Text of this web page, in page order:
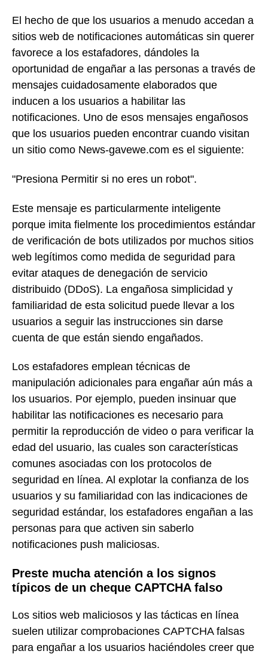
El hecho de que los usuarios a menudo accedan a
sitios web de notificaciones automáticas sin querer
favorece a los estafadores, dándoles la
oportunidad de engañar a las personas a través de
mensajes cuidadosamente elaborados que
inducen a los usuarios a habilitar las
notificaciones. Uno de esos mensajes engañosos
que los usuarios pueden encontrar cuando visitan
un sitio como News-gavewe.com es el siguiente:
"Presiona Permitir si no eres un robot".
Este mensaje es particularmente inteligente
porque imita fielmente los procedimientos estándar
de verificación de bots utilizados por muchos sitios
web legítimos como medida de seguridad para
evitar ataques de denegación de servicio
distribuido (DDoS). La engañosa simplicidad y
familiaridad de esta solicitud puede llevar a los
usuarios a seguir las instrucciones sin darse
cuenta de que están siendo engañados.
Los estafadores emplean técnicas de
manipulación adicionales para engañar aún más a
los usuarios. Por ejemplo, pueden insinuar que
habilitar las notificaciones es necesario para
permitir la reproducción de video o para verificar la
edad del usuario, las cuales son características
comunes asociadas con los protocolos de
seguridad en línea. Al explotar la confianza de los
usuarios y su familiaridad con las indicaciones de
seguridad estándar, los estafadores engañan a las
personas para que activen sin saberlo
notificaciones push maliciosas.
Preste mucha atención a los signos
típicos de un cheque CAPTCHA falso
Los sitios web maliciosos y las tácticas en línea
suelen utilizar comprobaciones CAPTCHA falsas
para engañar a los usuarios haciéndoles creer que